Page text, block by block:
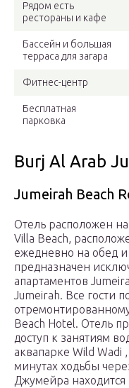
Рядом есть
рестораны и кафе
Бассейн и большая
терраса для загара
Фитнес-центр
Бесплатная
парковка
Burj Al Arab
Jumeirah Beach
Отель расположен
Villa Beach,
ежедневно на обед
предназначен
апартаментов
Jumeirah. Все гости
Beach Hotel. Отель
доступ к занятиям
аквапарке Wild Wadi
минутах ходьбы
Джумейра находится